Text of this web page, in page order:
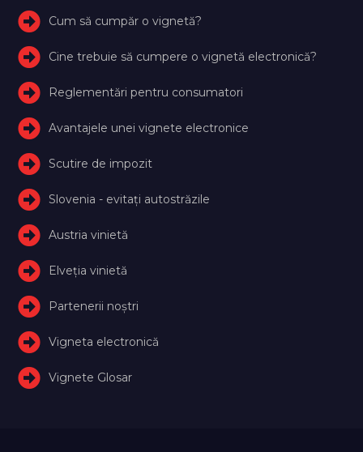
Cum să cumpăr o vignetă?
Cine trebuie să cumpere o vignetă electronică?
Reglementări pentru consumatori
Avantajele unei vignete electronice
Scutire de impozit
Slovenia - evitați autostrăzile
Austria vinietă
Elveţia vinietă
Partenerii noștri
Vigneta electronică
Vignete Glosar